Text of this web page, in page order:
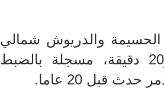
الحسيمة والدريوش شمالي
المغرب، الهزة حوالي التاسعة و20 دقيقة، مسجلة بالضبط
قبل 20 عاما.